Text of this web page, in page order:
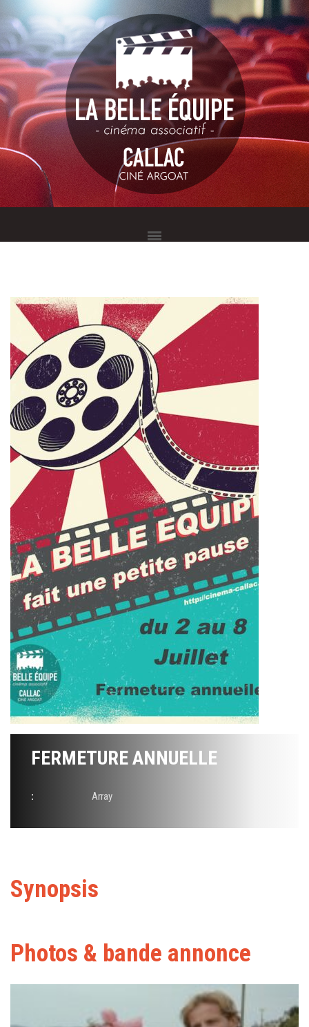
FERMETURE ANNUELLE
: Array
Synopsis
Photos & bande annonce